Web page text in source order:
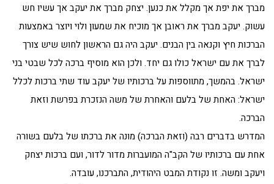
מברך את יפת אך מקלל את כנען. יצחק מברך את יעקב אך עשיו חש
עשוק. יעקב מברך את ראובן אך מוכיח את שמעון ולוי ויוצר באמצעות
הברכות חיץ וקנאה בין הבנים. יעקב היה גם הראשון לחוש שיש צורך
לברך את עם ישראל כולו גם יחד. ולכן הוא מוסיף ברכה לכל שבטי בני
ישראל. בהמשך, מתווספות על ברכותיו של יעקב עוד שתי ברכות לכלל
ישראל: האחת של בלעם והאחרת של משה הנזכרת בפרשת וזאת
הברכה.
המדרש בדברים רבה (וזאת הברכה) מונה את ברכתו של בלעם בשורה
אחת עם ברכותיו של הקב"ה המועברות מדור לדור, ועם ברכות יצחק
ויעקב ומשה. זו נקודת המבט היהודית, התברכנו, עובדה.